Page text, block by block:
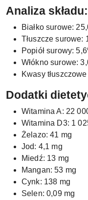
Analiza składu:
Białko surowe:
Tłuszcze surowe:
Popiół surowy:
Włókno surowe:
Kwasy
Dodatki
Witamina A: 22
Witamina D3: 1
Żelazo: 41 mg
Jod: 4,1 mg
Miedź: 13 mg
Mangan: 53 mg
Cynk: 138 mg
Selen: 0,09 mg